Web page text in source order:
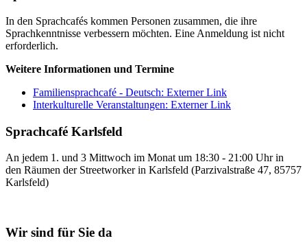
In den Sprachcafés kommen Personen zusammen, die ihre
Sprachkenntnisse verbessern möchten. Eine Anmeldung ist nicht
erforderlich.
Weitere Informationen und Termine
Familiensprachcafé - Deutsch: Externer Link
Interkulturelle Veranstaltungen: Externer Link
Sprachcafé Karlsfeld
An jedem 1. und 3 Mittwoch im Monat um 18:30 - 21:00 Uhr in
den Räumen der Streetworker in Karlsfeld (Parzivalstraße 47, 85757
Karlsfeld)
Wir sind für Sie da